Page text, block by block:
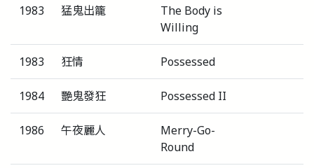
1983 猛鬼出籠
The Body is
Willing
1983 狂情 Possessed
1984 艷鬼發狂 Possessed II
1986 午夜麗人
Merry-Go-
Round